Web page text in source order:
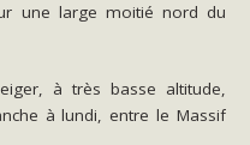
une large moitié nord du
à très basse altitude,
à lundi, entre le Massif